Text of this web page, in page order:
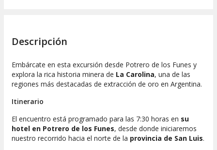
Descripción
Embárcate en esta excursión desde Potrero de los Funes y
explora la rica historia minera de La Carolina, una de las
regiones más destacadas de extracción de oro en Argentina.
Itinerario
El encuentro está programado para las 7:30 horas en su
hotel en Potrero de los Funes, desde donde iniciaremos
nuestro recorrido hacia el norte de la provincia de San Luis.